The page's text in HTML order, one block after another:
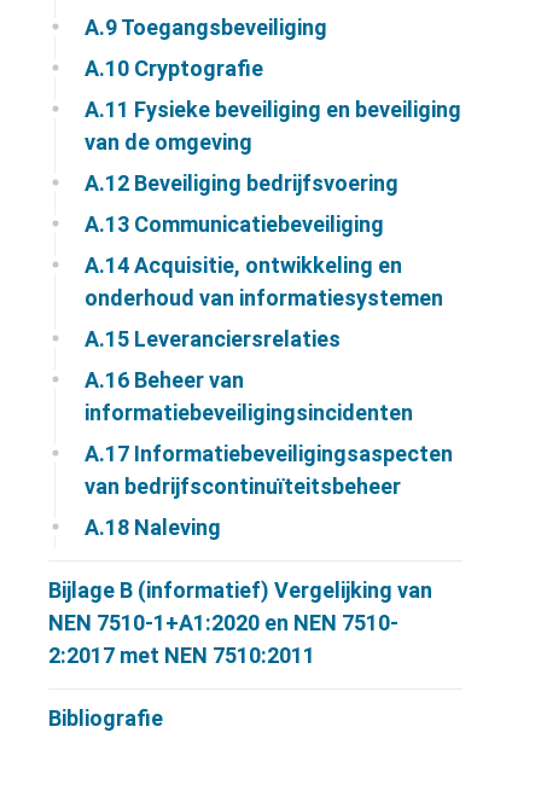
A.9Toegangsbeveiliging
A.10 Cryptografie
A.11 Fysieke beveiliging en beveiliging
van de omgeving
A.12 Beveiliging bedrijfsvoering
A.13 Communicatiebeveiliging
A.14Acquisitie, ontwikkeling en
onderhoud van informatiesystemen
A.15 Leveranciersrelaties
A.16 Beheer van
informatiebeveiligingsincidenten
A.17 Informatiebeveiligingsaspecten
van bedrijfscontinuïteitsbeheer
A.18 Naleving
Bijlage B (informatief) Vergelijking van
NEN 7510-1+A1:2020 en NEN 7510-
2:2017 met NEN 7510:2011
Bibliografie